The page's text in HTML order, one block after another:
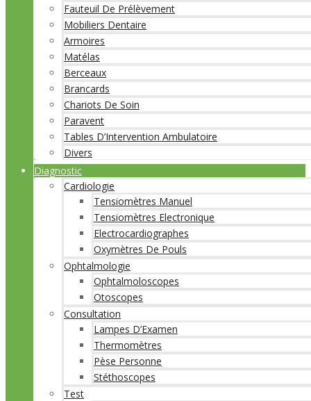
Fauteuil De Prélèvement
Mobiliers Dentaire
Armoires
Matélas
Berceaux
Brancards
Chariots De Soin
Paravent
Tables D’Intervention Ambulatoire
Divers
Diagnostic
Cardiologie
Tensiomètres Manuel
Tensiomètres Electronique
Electrocardiographes
Oxymètres De Pouls
Ophtalmologie
Ophtalmoloscopes
Otoscopes
Consultation
Lampes D’Examen
Thermomètres
Pèse Personne
Stéthoscopes
Test